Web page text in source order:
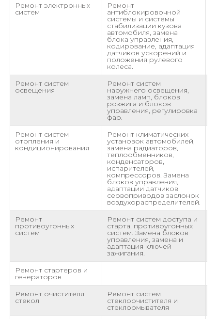
Ремонт электронных
систем
Ремонт
антиблокировочной
системы и системы
стабилизации кузова
автомобиля, замена
блока управления,
кодирование, адаптация
датчиков ускорений и
положения рулевого
колеса.
Ремонт систем
освещения
Ремонт систем
наружнего освещения,
замена ламп, блоков
розжига и блоков
управления, регулировка
фар.
Ремонт систем
отопления и
кондиционирования
Ремонт климатических
установок автомобилей,
замена радиаторов,
теплообменников,
конденсаторов,
испарителей,
компрессоров. Замена
блоков управления,
адаптации датчиков
сервоприводов заслонок
воздухораспределителей.
Ремонт
противоугонных
систем
Ремонт систем доступа и
старта, противоугонных
систем. Замена блоков
управления, замена и
адаптация ключей
зажигания.
Ремонт стартеров и
генераторов
Ремонт очистителя
стекол
Ремонт систем
стеклоочистителя и
стеклоомывателя